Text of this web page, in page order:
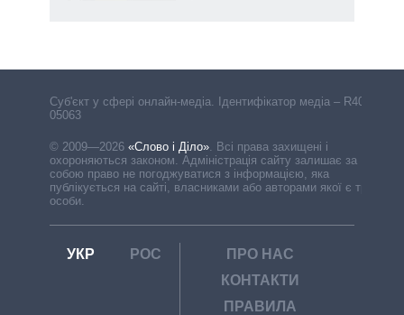
Cуб'єкт у сфері онлайн-медіа. Ідентифікатор медіа – R40-
05063
© 2009—2026 «Слово і Діло» Всі права захищені і
охороняються законом. Адміністрація сайту залишає за
собою право не погоджуватися з інформацією, яка
публікується на сайті, власниками або авторами якої є треті
особи.
УКР РОС
ПРО НАС
КОНТАКТИ
ПРАВИЛА